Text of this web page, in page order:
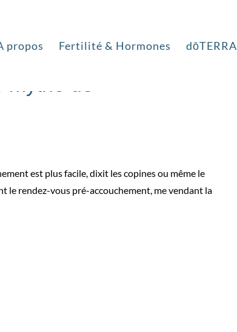
propos Fertilité & Hormones dōTERRA
est plus facile, dixit les copines ou même le
le rendez-vous pré-accouchement, me vendant la